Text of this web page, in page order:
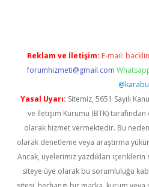
Reklam ve İletişim: E-mail:
forumhizmeti@gmail.com
Yasal Uyarı: Sitemiz, 5651 Sayılı
ve İletişim Kurumu (BTK) tarafından
olarak hizmet vermektedir. Bu
olarak denetleme veya araştırma
Ancak, üyelerimiz yazdıkları
siteye üye olarak bu sorumluluğu